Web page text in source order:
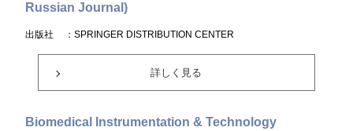
Russian Journal)
出版社 ：SPRINGER DISTRIBUTION CENTER
詳しく見る
Biomedical Instrumentation & Technology